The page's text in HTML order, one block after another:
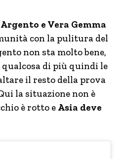
e Vera Gemma
con la pulitura del
non sta molto bene,
qualcosa di più quindi le
il resto della prova
la situazione non è
è rotto e Asia deve